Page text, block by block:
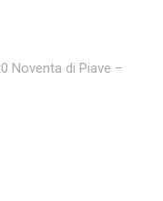
Noventa di Piave –